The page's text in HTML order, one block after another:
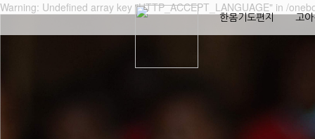
Warning: Undefined array key "HTTP_ACCEPT_LANGUAGE" in /
한몸기도편지 고